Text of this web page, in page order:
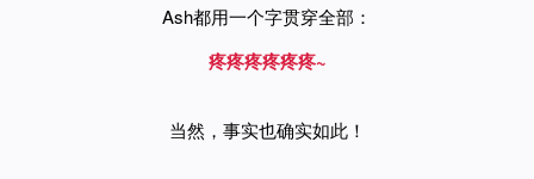
Ash都用一个字贯穿全部：
疼疼疼疼疼疼~
当然，事实也确实如此！